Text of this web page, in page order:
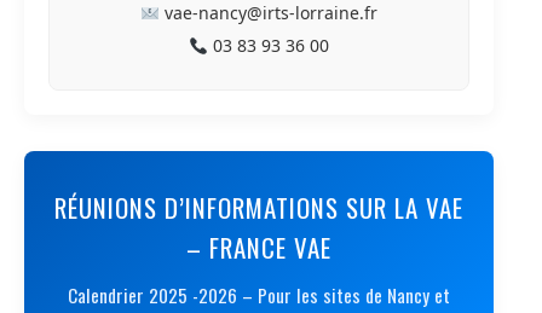
vae-nancy@irts-lorraine.fr
03 83 93 36 00
RÉUNIONS D’INFORMATIONS SUR LA VAE
– FRANCE VAE
Calendrier 2025 -2026 – Pour les sites de Nancy et